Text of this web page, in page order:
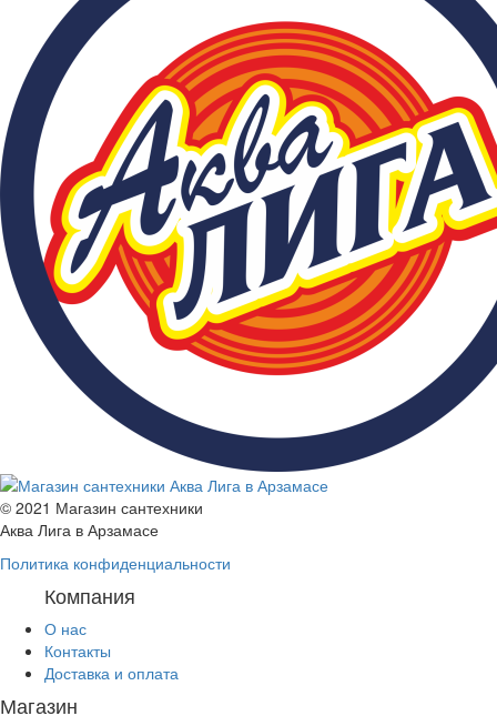
© 2021 Магазин сантехники
Аква Лига в Арзамасе
Политика конфиденциальности
Компания
О нас
Контакты
Доставка и оплата
Магазин